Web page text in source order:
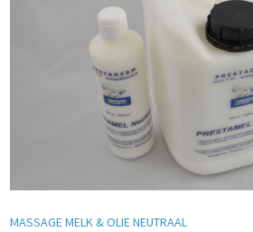
MASSAGE MELK & OLIE NEUTRAAL